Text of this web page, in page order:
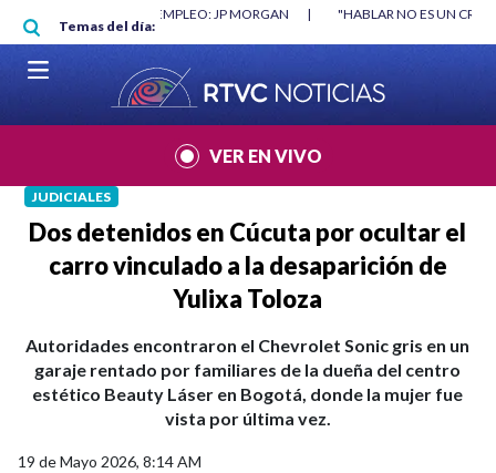
Pasar al contenido principal
Temas del día:
"HABLAR NO ES UN CRIMEN": CARTA DE BETO CORAL |
VER EN VIVO
JUDICIALES
Dos detenidos en Cúcuta por ocultar el
carro vinculado a la desaparición de
Yulixa Toloza
Autoridades encontraron el Chevrolet Sonic gris en un
garaje rentado por familiares de la dueña del centro
estético Beauty Láser en Bogotá, donde la mujer fue
vista por última vez.
19 de Mayo 2026, 8:14 AM